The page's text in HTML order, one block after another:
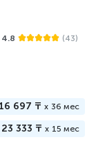
4.8 (43)
16 697 ₸ x 36 мес
23 333 ₸ x 15 мес